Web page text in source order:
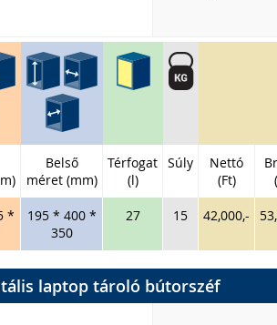
Belső
méret (mm)
Térfogat
(l)
Súly
Nettó
(Ft)
*
195 * 400 *
350
27 15 42,000,-
laptop tároló bútorszéf